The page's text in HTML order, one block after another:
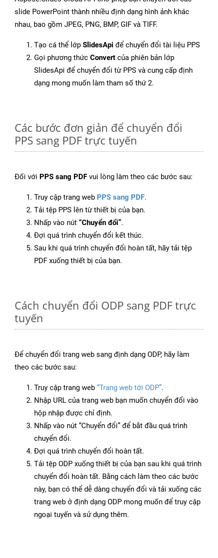
slide PowerPoint thành nhiều định dạng hình ảnh khác
nhau, bao gồm JPEG, PNG, BMP, GIF và TIFF.
Tạo cá thể lớp SlidesApi để chuyển đổi tài liệu PPS
Gọi phương thức Convert của phiên bản lớp
SlidesApi để chuyển đổi từ PPS và cung cấp định
dạng mong muốn làm tham số thứ 2.
Các bước đơn giản để chuyển đổi
PPS sang PDF trực tuyến
Đối với PPS sang PDF vui lòng làm theo các bước sau:
Truy cập trang web PPS sang PDF.
Tải tệp PPS lên từ thiết bị của bạn.
Nhấp vào nút “Chuyển đổi”.
Đợi quá trình chuyển đổi kết thúc.
Sau khi quá trình chuyển đổi hoàn tất, hãy tải tệp
PDF xuống thiết bị của bạn.
Cách chuyển đổi ODP sang PDF trực
tuyến
Để chuyển đổi trang web sang định dạng ODP, hãy làm
theo các bước sau:
Truy cập trang web “Trang web tới ODP”.
Nhập URL của trang web bạn muốn chuyển đổi vào
hộp nhập được chỉ định.
Nhấp vào nút “Chuyển đổi” để bắt đầu quá trình
chuyển đổi.
Đợi quá trình chuyển đổi hoàn tất.
Tải tệp ODP xuống thiết bị của bạn sau khi quá trình
chuyển đổi hoàn tất. Bằng cách làm theo các bước
này, bạn có thể dễ dàng chuyển đổi và tải xuống các
trang web ở định dạng ODP mong muốn để truy cập
ngoại tuyến và sử dụng thêm.